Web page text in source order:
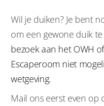
Wil je duiken? Je bent
om een gewone duik
bezoek aan het OWH
Escaperoom niet
wetgeving.
Mail ons eerst even op